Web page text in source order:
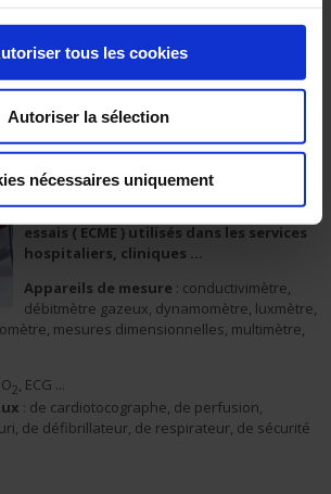
tous les cookies
Autoriser la sélection
nécessaires uniquement
et étalonnage sur site
MANUMESURE assure la vérification
métrologique et la qualification
périodique des testeurs biomédicaux et
équipements de contrôle, mesure,
essais ( ECME ) utilisés dans les services
hospitaliers, cliniques ...
Appareils de mesure : conductivimètre,
débitmètre gazeux, dynamomètre, luxmètre,
mesures dimensionnelles, multimètre,
2, ECG ...
: de cardiotocographe, de perfusion,
de défibrillateur, de respirateur, de sécurité